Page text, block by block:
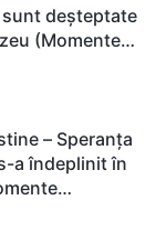
deșteptate
(Momente
– Speranța
a îndeplinit în